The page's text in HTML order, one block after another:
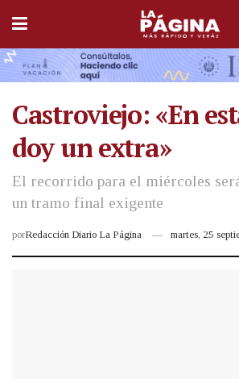
Castroviejo: «En
doy un extra»
El recorrido para el miércoles
un tramo final exigente
porRedacción Diario La Página martes, 25